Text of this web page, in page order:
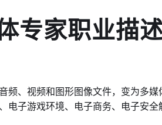
专家职业描
频、视频和图形图像文件，变为多
电子游戏环境、电子商务、电子安